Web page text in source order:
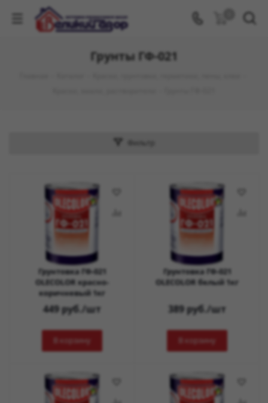
Грунты ГФ-021
Фильтр
Грунтовка ГФ-021
OLECOLOR красно-
коричневый 1кг
449руб./шт
В корзину
Грунтовка ГФ-021
OLECOLOR белый 1кг
389руб./шт
В корзину